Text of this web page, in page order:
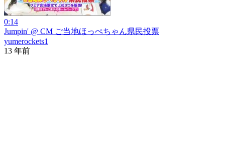
0:14
Jumpin' @ CM ご当地ほっぺちゃん県民投票
yumerockets1
13 年前